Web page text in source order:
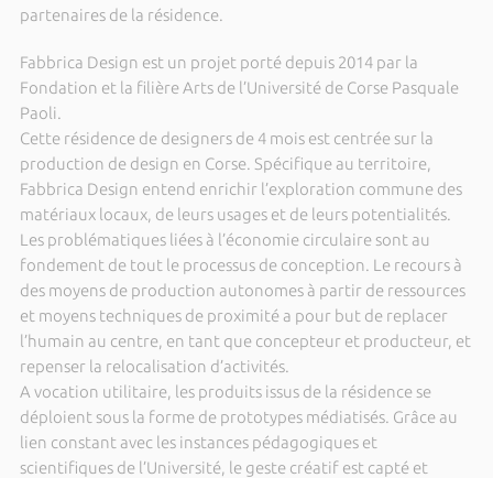
partenaires de la résidence.
Fabbrica Design est un projet porté depuis 2014 par la
Fondation et la filière Arts de l’Université de Corse Pasquale
Paoli.
Cette résidence de designers de 4 mois est centrée sur la
production de design en Corse. Spécifique au territoire,
Fabbrica Design entend enrichir l’exploration commune des
matériaux locaux, de leurs usages et de leurs potentialités.
Les problématiques liées à l’économie circulaire sont au
fondement de tout le processus de conception. Le recours à
des moyens de production autonomes à partir de ressources
et moyens techniques de proximité a pour but de replacer
l’humain au centre, en tant que concepteur et producteur, et
repenser la relocalisation d’activités.
A vocation utilitaire, les produits issus de la résidence se
déploient sous la forme de prototypes médiatisés. Grâce au
lien constant avec les instances pédagogiques et
scientifiques de l’Université, le geste créatif est capté et